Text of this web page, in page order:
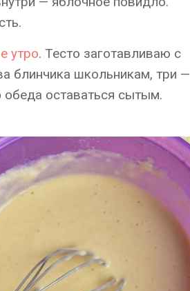
утро. Тесто заготавливаю с
блинчика школьникам, три —
оставаться сытым.